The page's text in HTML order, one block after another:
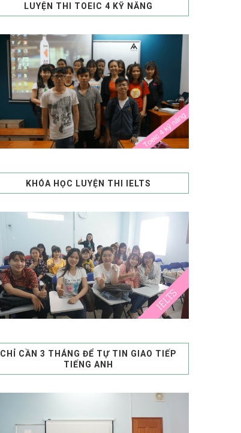
LUYỆN THI TOEIC 4 KỸ NĂNG
KHÓA HỌC LUYỆN THI IELTS
CHỈ CẦN 3 THÁNG ĐỂ TỰ TIN GIAO TIẾP
TIẾNG ANH